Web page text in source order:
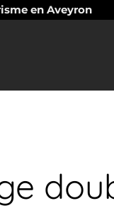
en Aveyron